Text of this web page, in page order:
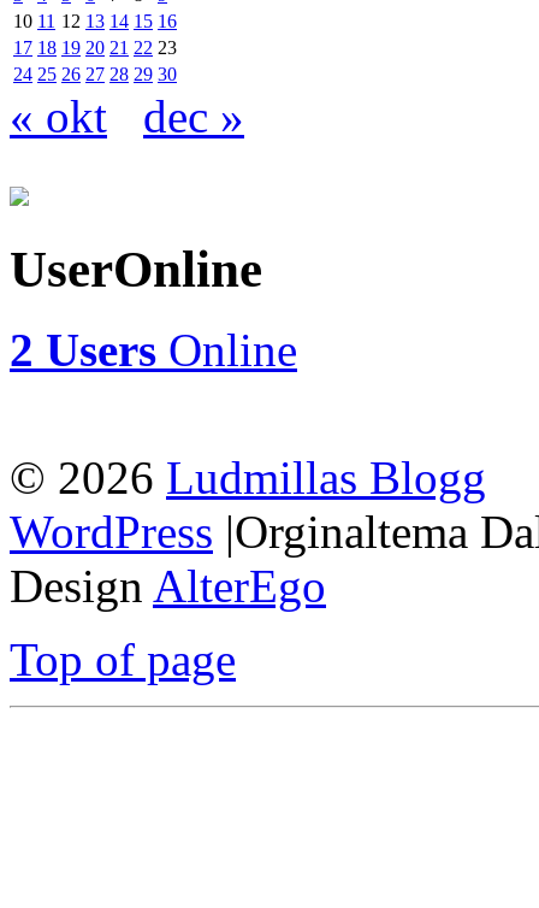
10 11 12 13 14 15 16
17 18 19 20 21 22 23
24 25 26 27 28 29 30
« okt dec »
UserOnline
2 Users Online
© 2026 Ludmillas Blogg
WordPress |Orginaltema
Design AlterEgo
Top of page